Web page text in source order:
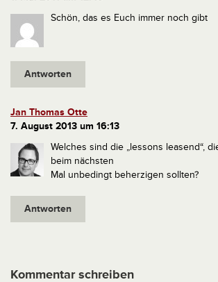
Schön, das es Euch immer noch gibt
Antworten
Jan Thomas Otte
7. August 2013 um 16:13
Welches sind die „lessons leasend“,
beim nächsten
Mal unbedingt beherzigen sollten?
Antworten
Kommentar schreiben